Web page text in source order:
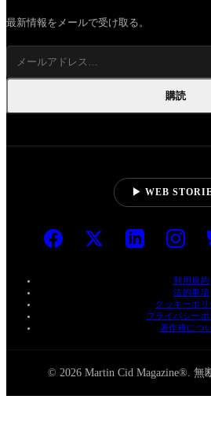
最新情報をメールで受け取る。
購読
▶ WEB
利用規約
法的事項
クッキーポリ
プライバシーポ
著作権につ
© 2026 Martin Cid Magazine®. 無